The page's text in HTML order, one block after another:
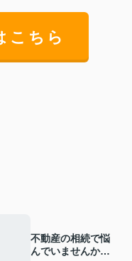
こちら
不動産の相続で悩
んでいませんか？